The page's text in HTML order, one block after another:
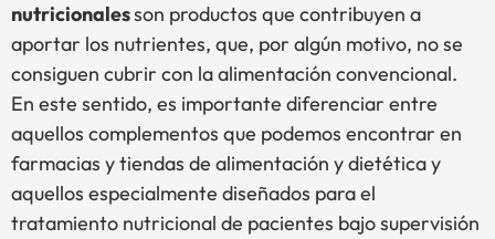
nutricionalesson productos que contribuyen a
aportar los nutrientes, que, por algún motivo, no se
consiguen cubrir con la alimentación convencional.
En este sentido, es importante diferenciar entre
aquellos complementos que podemos encontrar en
farmacias y tiendas de alimentación y dietética y
aquellos especialmente diseñados para el
tratamiento nutricional de pacientes bajo supervisión